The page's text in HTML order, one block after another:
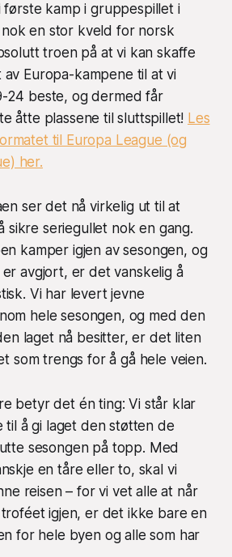
kamp i gruppespillet i
nok en stor kveld for norsk
troen på at vi kan skaffe
Europa-kampene til at vi
24 beste, og dermed får
åtte plassene til sluttspillet! Les
til Europa League (og
her.
ser det nå virkelig ut til at
sikre seriegullet nok en gang.
kamper igjen av sesongen, og
avgjort, er det vanskelig å
Vi har levert jevne
hele sesongen, og med den
laget nå besitter, er det liten
som trengs for å gå hele veien.
betyr det én ting: Vi står klar
til å gi laget den støtten de
sesongen på topp. Med
en tåre eller to, skal vi
reisen – for vi vet alle at når
igjen, er det ikke bare en
for hele byen og alle som har